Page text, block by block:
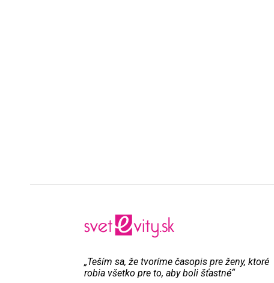
„Teším sa, že tvoríme časopis pre ženy, ktoré
robia všetko pre to, aby boli šťastné“